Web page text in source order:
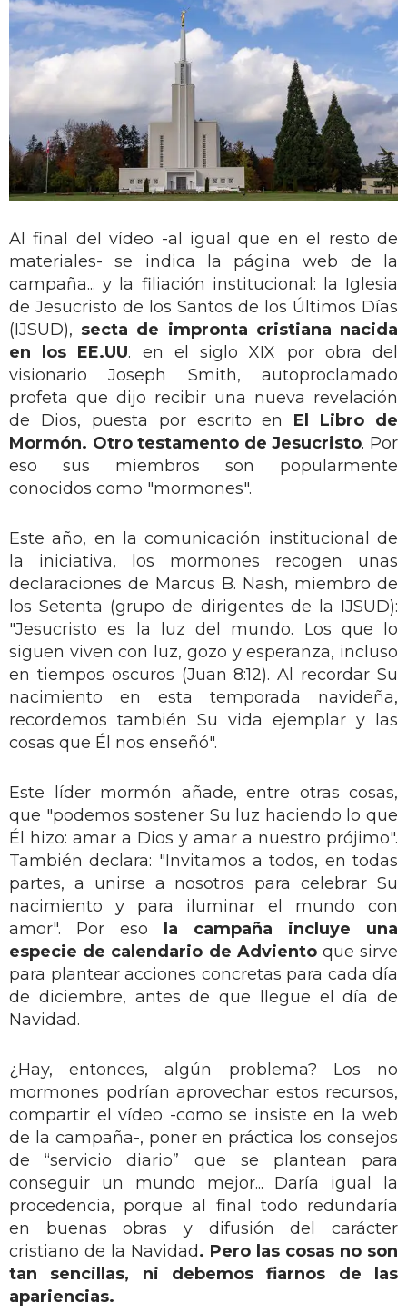
Al final del vídeo -al igual que en el resto de
materiales- se indica la página web de la
campaña... y la filiación institucional: la Iglesia
de Jesucristo de los Santos de los Últimos Días
(IJSUD), secta de impronta cristiana nacida
en los EE.UU. en el siglo XIX por obra del
visionario Joseph Smith, autoproclamado
profeta que dijo recibir una nueva revelación
de Dios, puesta por escrito en El Libro de
Mormón. Otro testamento de Jesucristo. Por
eso sus miembros son popularmente
conocidos como "mormones".
Este año, en la comunicación institucional de
la iniciativa, los mormones recogen unas
declaraciones de Marcus B. Nash, miembro de
los Setenta (grupo de dirigentes de la IJSUD):
"Jesucristo es la luz del mundo. Los que lo
siguen viven con luz, gozo y esperanza, incluso
en tiempos oscuros (Juan 8:12). Al recordar Su
nacimiento en esta temporada navideña,
recordemos también Su vida ejemplar y las
cosas que Él nos enseñó".
Este líder mormón añade, entre otras cosas,
que "podemos sostener Su luz haciendo lo que
Él hizo: amar a Dios y amar a nuestro prójimo".
También declara: "Invitamos a todos, en todas
partes, a unirse a nosotros para celebrar Su
nacimiento y para iluminar el mundo con
amor". Por eso
la campaña incluye una
especie de calendario de Advientoque sirve
para plantear acciones concretas para cada día
de diciembre, antes de que llegue el día de
Navidad.
¿Hay, entonces, algún problema? Los no
mormones podrían aprovechar estos recursos,
compartir el vídeo -como se insiste en la web
de la campaña-, poner en práctica los consejos
de “servicio diario” que se plantean para
conseguir un mundo mejor... Daría igual la
procedencia, porque al final todo redundaría
en buenas obras y difusión del carácter
cristiano de la Navidad. Pero las cosas no son
tan sencillas, ni debemos fiarnos de las
apariencias.